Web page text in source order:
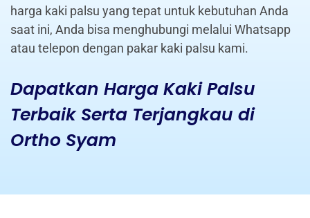
harga kaki palsu yang tepat untuk kebutuhan Anda
saat ini, Anda bisa menghubungi melalui Whatsapp
atau telepon dengan pakar kaki palsu kami.
Dapatkan Harga Kaki Palsu
Terbaik Serta Terjangkau di
Ortho Syam